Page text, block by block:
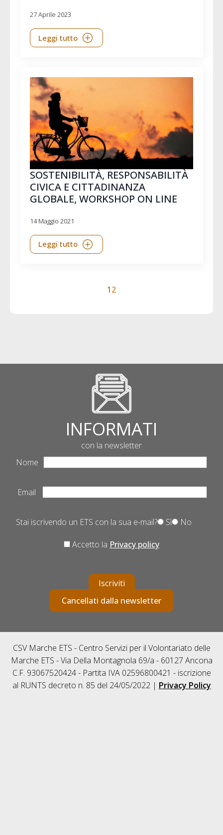
27 Aprile 2023
Leggi tutto
SOSTENIBILITÀ, RESPONSABILITÀ
CIVICA E CITTADINANZA
GLOBALE, WORKSHOP ON LINE
14 Maggio 2021
Leggi tutto
12
INFORMATI
con la newsletter
Nome
Email
Stai iscrivendo un ETS con la sua e-mail? Sì No
Accetto la Privacy policy
Iscriviti
Cancellati dalla newsletter
CSV Marche ETS - Centro Servizi per il Volontariato delle
Marche ETS - Via Della Montagnola 69/a - 60127 Ancona
C.F. 93067520424 - Partita IVA 02596800421 - iscrizione
al RUNTS decreto n. 85 del 24/05/2022 | Privacy Policy